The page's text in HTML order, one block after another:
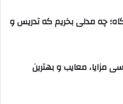
چه مدلی بخریم که تدریس و
مزایا، معایب و بهترین